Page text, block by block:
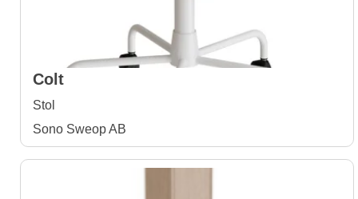
Colt
Stol
Sono Sweop AB